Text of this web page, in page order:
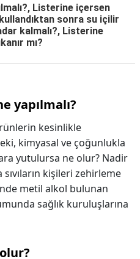
Listerine içersen
sonra su içilir
kalmalı?, Listerine
mı?
yapılmalı?
kesinlikle
kimyasal ve çoğunlukla
yutulursa ne olur? Nadir
kişileri zehirleme
metil alkol bulunan
sağlık kuruluşlarına